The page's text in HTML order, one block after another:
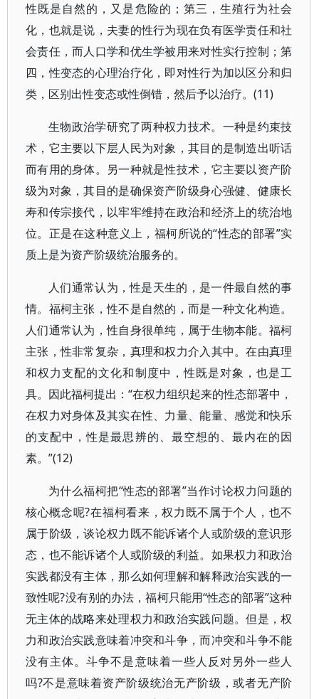
性既是自然的，又是危险的；第三，生殖行为社会
化，也就是说，夫妻的性行为现在负有医学责任和社
会责任，而人口学和优生学被用来对性实行控制；第
四，性变态的心理治疗化，即对性行为加以区分和归
类，区别出性变态或性倒错，然后予以治疗。(11)
生物政治学研究了两种权力技术。一种是约束技
术，它主要以下层人民为对象，其目的是制造出听话
而有用的身体。另一种就是性技术，它主要以资产阶
级为对象，其目的是确保资产阶级身心强健、健康长
寿和传宗接代，以牢牢维持在政治和经济上的统治地
位。正是在这种意义上，福柯所说的“性态的部署”实
质上是为资产阶级统治服务的。
人们通常认为，性是天生的，是一件最自然的事
情。福柯主张，性不是自然的，而是一种文化构造。
人们通常认为，性自身很单纯，属于生物本能。福柯
主张，性非常复杂，真理和权力介入其中。在由真理
和权力支配的文化和制度中，性既是对象，也是工
具。因此福柯提出：“在权力组织起来的性态部署中，
在权力对身体及其实在性、力量、能量、感觉和快乐
的支配中，性是最思辨的、最空想的、最内在的因
素。”(12)
为什么福柯把“性态的部署”当作讨论权力问题的
核心概念呢?在福柯看来，权力既不属于个人，也不
属于阶级，谈论权力既不能诉诸个人或阶级的意识形
态，也不能诉诸个人或阶级的利益。如果权力和政治
实践都没有主体，那么如何理解和解释政治实践的一
致性呢?没有别的办法，福柯只能用“性态的部署”这种
无主体的战略来处理权力和政治实践问题。但是，权
力和政治实践意味着冲突和斗争，而冲突和斗争不能
没有主体。斗争不是意味着一些人反对另外一些人
吗?不是意味着资产阶级统治无产阶级，或者无产阶